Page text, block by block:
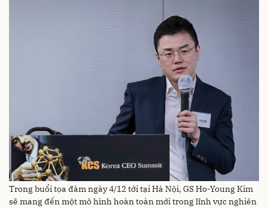
Trong buổi tọa đàm ngày 4/12 tới tại Hà Nội, GS Ho-Young Kim
sẽ mang đến một mô hình hoàn toàn mới trong lĩnh vực nghiên